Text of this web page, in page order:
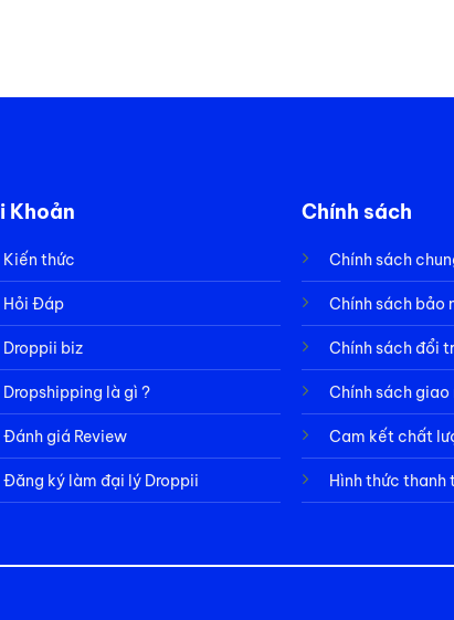
Khoản
Kiến thức
Hỏi Đáp
Droppii biz
Dropshipping là gì ?
Đánh giá Review
Đăng ký làm đại lý Droppii
Chính sách
Chính sách
Chính sách bảo
Chính sách đổi
Chính sách giao
Cam kết chất
Hình thức thanh